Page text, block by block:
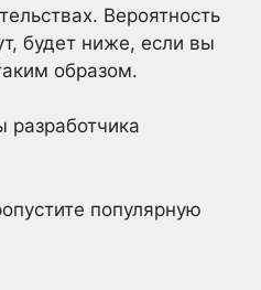
Вероятность
будет ниже, если вы
образом.
разработчика
популярную